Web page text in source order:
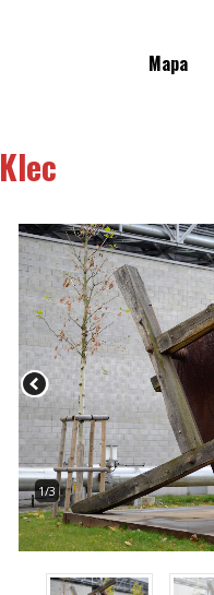
Mapa
Klec
1/3